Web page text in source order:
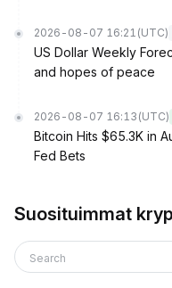
2026-08-07 16:21 (UTC)
US Dollar Weekly
and hopes of peace
2026-08-07 16:13 (UTC)
Bitcoin Hits $65.3K in
Fed Bets
Suosituimmat
Search